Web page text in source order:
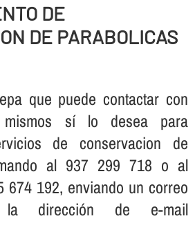
DE
DE PARABOLICAS
que puede contactar con
mismos sí­ lo desea para
de conservacion de
al 937 299 718 o al
674 192, enviando un correo
la dirección de e-mail